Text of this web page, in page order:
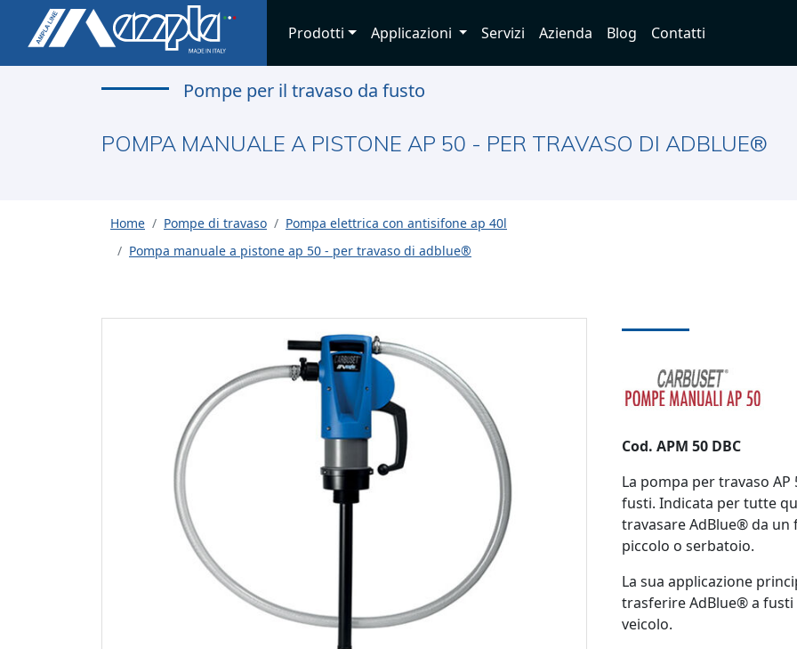
Prodotti Applicazioni Servizi Azienda Blog Contatti
Pompe per il travaso da fusto
POMPA MANUALE A PISTONE AP 50 - PER TRAVASO DI ADBLUE®
Home Pompe di travaso
Pompa elettrica con antisifone ap 40l
Pompa manuale a pistone ap 50 - per travaso di adblue®
Cod. APM 50 DBC
La pompa per travaso
fusti. Indicata per tutte
travasare AdBlue® da un
piccolo o serbatoio.
La sua applicazione
trasferire AdBlue® a
veicolo.